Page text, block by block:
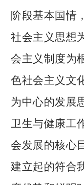
阶段基本国情
社会主义思想
会主义制度为
色社会主义文
为中心的发展
卫生与健康工
会发展的核心
建立起的符合